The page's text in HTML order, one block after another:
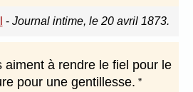
- Journal intime, le 20 avril 1873.
aiment à rendre le fiel pour le
pour une gentillesse.